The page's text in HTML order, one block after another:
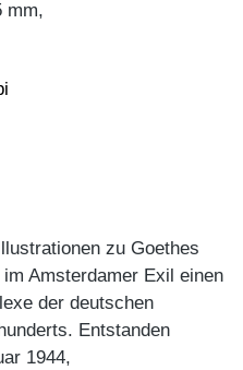
mm,
zu Goethes
Amsterdamer Exil einen
der deutschen
Entstanden
1944,